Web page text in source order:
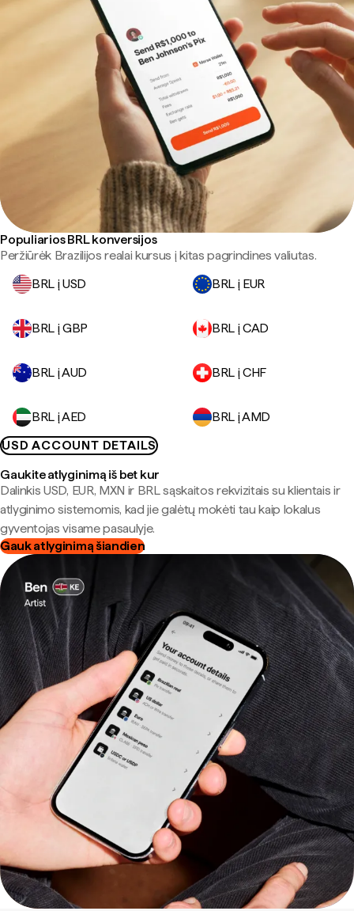
Populiarios BRL konversijos
Peržiūrėk Brazilijos realai kursus į kitas pagrindines valiutas.
BRL į USD
BRL į EUR
BRL į GBP BRL į CAD
BRL į AUD BRL į CHF
BRL į AED
BRL į AMD
USD ACCOUNT DETAILS
Gaukite atlyginimą iš bet kur
Dalinkis USD, EUR, MXN ir BRL sąskaitos rekvizitais su klientais ir
atlyginimo sistemomis, kad jie galėtų mokėti tau kaip lokalus
gyventojas visame pasaulyje.
Gauk atlyginimą šiandien